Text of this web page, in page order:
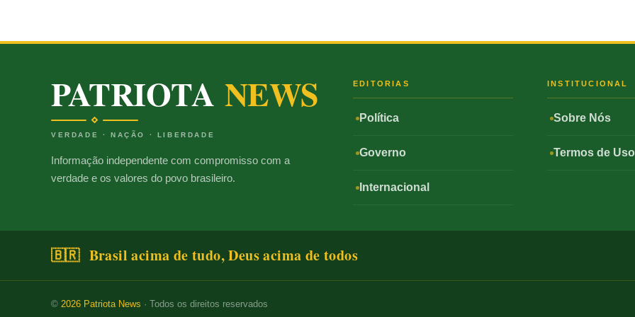
PATRIOTA NEWS
VERDADE · NAÇÃO · LIBERDADE
Informação independente com compromisso com a
verdade e os valores do povo brasileiro.
EDITORIAS
Política
Governo
Internacional
INSTITUCIONAL
Sobre Nós
Termos de Uso
🇧🇷 Brasil acima de tudo, Deus acima de todos
© 2026 Patriota News · Todos os direitos reservados